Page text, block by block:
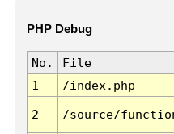
PHP Debug
No. File
1
/index.php
2 /source/